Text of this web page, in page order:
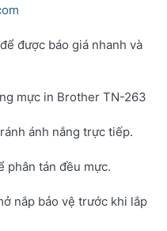
được báo giá nhanh và
mực in Brother TN-263
ánh nắng trực tiếp.
phân tán đều mực.
nắp bảo vệ trước khi lắp